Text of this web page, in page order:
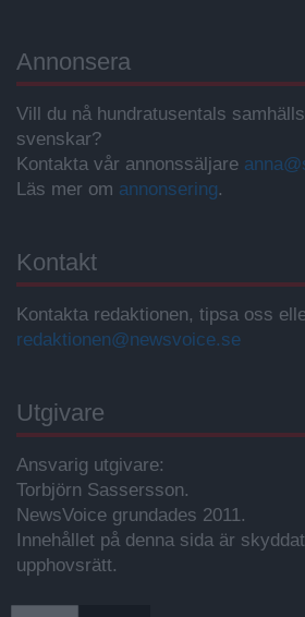
Annonsera
Vill du nå hundratusentals
svenskar?
Kontakta vår annonssäljare
Läs mer om annonsering.
Kontakt
Kontakta redaktionen, tipsa oss
redaktionen@newsvoice.se
Utgivare
Ansvarig utgivare:
Torbjörn Sassersson.
NewsVoice grundades 2011.
Innehållet på denna sida är
upphovsrätt.